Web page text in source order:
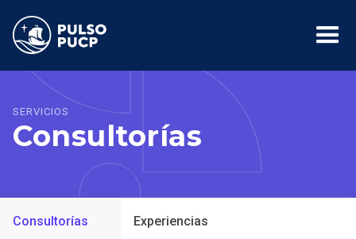
SERVICIOS
Consultorías
Consultorías Experiencias